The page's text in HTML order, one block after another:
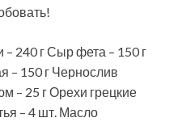
240 г Сыр фета – 150 г
– 150 г Чернослив
– 25 г Орехи грецкие
– 4 шт. Масло